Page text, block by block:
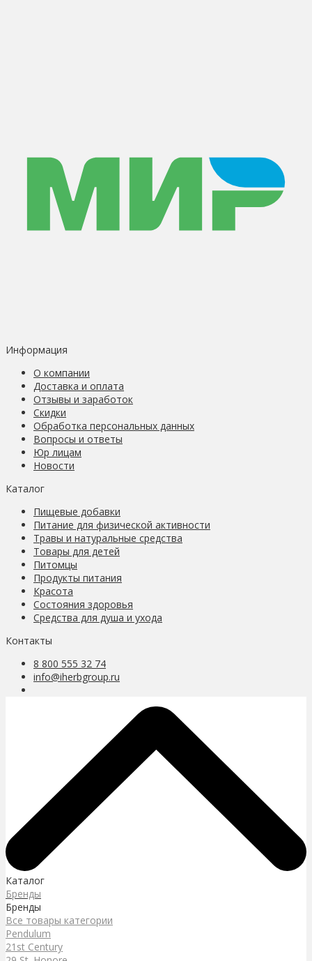
Информация
О компании
Доставка и оплата
Отзывы и заработок
Скидки
Обработка персональных данных
Вопросы и ответы
Юр лицам
Новости
Каталог
Пищевые добавки
Питание для физической активности
Травы и натуральные средства
Товары для детей
Питомцы
Продукты питания
Красота
Состояния здоровья
Средства для душа и ухода
Контакты
8 800 555 32 74
info@iherbgroup.ru
Каталог
Бренды
Бренды
Все товары категории
Pendulum
21st Century